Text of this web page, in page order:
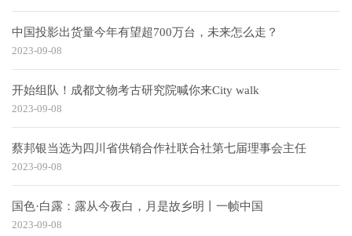
中国投影出货量今年有望超700万台，未来怎么走？
2023-09-08
开始组队！成都文物考古研究院喊你来City walk
2023-09-08
蔡邦银当选为四川省供销合作社联合社第七届理事会主任
2023-09-08
国色·白露：露从今夜白，月是故乡明丨一帧中国
2023-09-08